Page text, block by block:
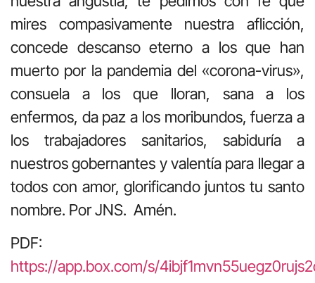
mires compasivamente nuestra aflicción,
concede descanso eterno a los que han
muerto por la pandemia del «corona-virus»,
consuela a los que lloran, sana a los
enfermos, da paz a los moribundos, fuerza a
los trabajadores sanitarios, sabiduría a
nuestros gobernantes y valentía para llegar a
todos con amor, glorificando juntos tu santo
nombre. Por JNS. Amén.
PDF:
https://app.box.com/s/